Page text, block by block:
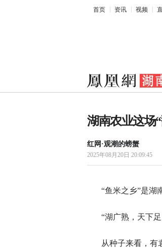
首页 资讯 视频
湖南农业这场
红网·观潮的螃蟹
2025年08月20日 20:09:45
“鱼米之乡”是湖
“湖广熟，天下
从种子来看，